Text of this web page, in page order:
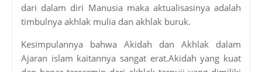
dari dalam diri Manusia maka aktualisasinya adalah
timbulnya akhlak mulia dan akhlak buruk.
Kesimpulannya bahwa Akidah dan Akhlak dalam
Ajaran islam kaitannya sangat erat.Akidah yang kuat